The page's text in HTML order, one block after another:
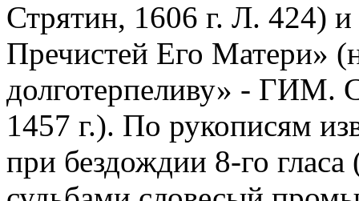
Стрятин, 1606 г. Л. 424)
Пречистей Его Матери»
долготерпеливу» -
1457 г.). По рукописям
при бездождии 8-го